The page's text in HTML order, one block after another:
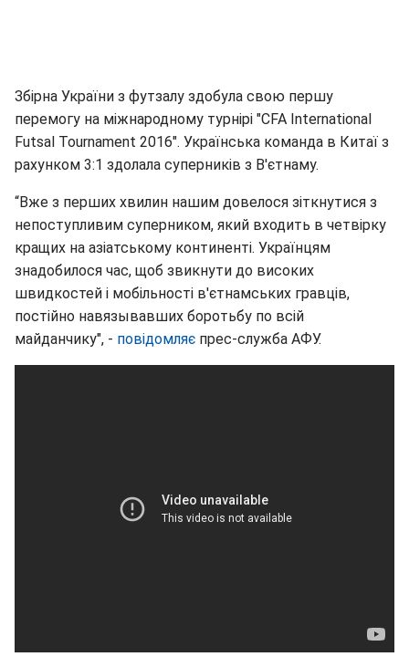
Збірна України з футзалу здобула свою першу
перемогу на міжнародному турнірі "CFA International
Futsal Tournament 2016". Українська команда в Китаї з
рахунком 3:1 здолала суперників з В'єтнаму.
“Вже з перших хвилин нашим довелося зіткнутися з
непоступливим суперником, який входить в четвірку
кращих на азіатському континенті. Українцям
знадобилося час, щоб звикнути до високих
швидкостей і мобільності в'єтнамських гравців,
постійно навязывавших боротьбу по всій
майданчику", - повідомляє прес-служба АФУ.